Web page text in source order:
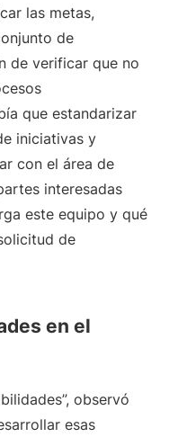
las metas,
de
de verificar que no
que estandarizar
iniciativas y
con el área de
interesadas
este equipo y qué
de
en el
observó
esas